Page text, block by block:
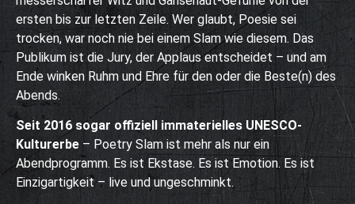
ersten bis zur letzten Zeile. Wer glaubt, Poesie sei
trocken, war noch nie bei einem Slam wie diesem. Das
Publikum ist die Jury, der Applaus entscheidet – und am
Ende winken Ruhm und Ehre für den oder die Beste(n) des
Abends.
Seit 2016 sogar offiziell immaterielles UNESCO-
Kulturerbe – Poetry Slam ist mehr als nur ein
Abendprogramm. Es ist Ekstase. Es ist Emotion. Es ist
Einzigartigkeit – live und ungeschminkt.